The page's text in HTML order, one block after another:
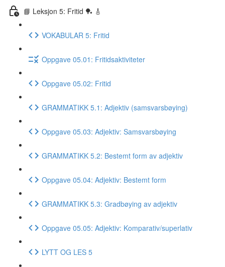
📘 Leksjon 5: Fritid 🏓 🎸
VOKABULAR 5: Fritid
Oppgave 05.01: Fritidsaktiviteter
Oppgave 05.02: Fritid
GRAMMATIKK 5.1: Adjektiv (samsvarsbøying)
Oppgave 05.03: Adjektiv: Samsvarsbøying
GRAMMATIKK 5.2: Bestemt form av adjektiv
Oppgave 05.04: Adjektiv: Bestemt form
GRAMMATIKK 5.3: Gradbøying av adjektiv
Oppgave 05.05: Adjektiv: Komparativ/superlativ
LYTT OG LES 5